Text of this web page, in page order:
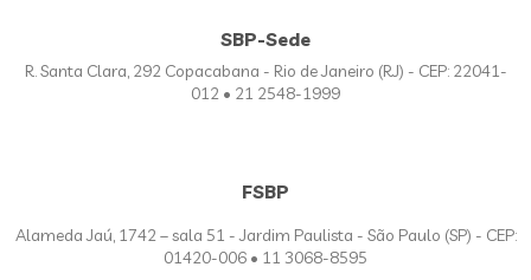
SBP-Sede
R. Santa Clara, 292 Copacabana - Rio de Janeiro (RJ) - CEP: 22041-
012 • 21 2548-1999
FSBP
Alameda Jaú, 1742 – sala 51 - Jardim Paulista - São Paulo (SP) - CEP:
01420-006 • 11 3068-8595